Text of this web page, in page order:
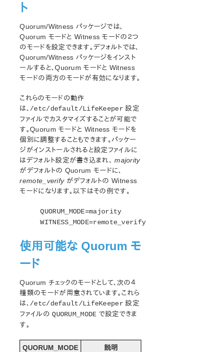
LifeKeeper Web Management Console (LKWMC)
LifeKeeper Web Management Console (LKWMC) リリー
スノート
アーキテクチャー
動作環境
GUI
既知の問題と制限事項
プロダクトライフサイクル
PDFでダウンロード
ト
Quorum/Witness パッケージでは、
Quorum モードと Witness モードの２つ
のモードを設定できます。デフォルトでは、
Quorum/Witness パッケージをインスト
ールすると、Quorum モードと Witness
モードの両方のモードが有効になります。
これらのモードの動作
は、 /etc/default/LifeKeeper設定
ファイルでカスタマイズすることが可能で
す。Quorum モードと Witness モードを
個別に調整することもできます。パッケー
ジがインストールされると設定ファイルに
はデフォルト設定が書き込まれ、majority
がデフォルトの Quorum モードに、
remote_verifyがデフォルトの Witness
モードになります。以下はその例です。
QUORUM_MODE=majority
WITNESS_MODE=remote_verify
使用可能な Quorum モ
ード
Quorum チェックのモードとして、次の４
種類のモードが用意されています。これら
は、 /etc/default/LifeKeeper設定
ファイルのQUORUM_MODE で設定できま
す。
QUORUM_MODE 説明